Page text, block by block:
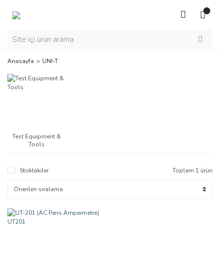
Anasayfa UNI-T
Test Equipment &
Tools
Stoktakiler Toplam 1 ürün